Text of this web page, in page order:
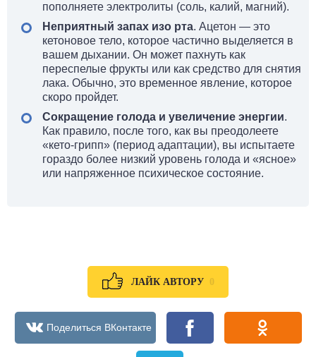
пополняете электролиты (соль, калий, магний).
Неприятный запах изо рта. Ацетон — это
кетоновое тело, которое частично выделяется в
вашем дыхании. Он может пахнуть как
переспелые фрукты или как средство для снятия
лака. Обычно, это временное явление, которое
скоро пройдет.
Сокращение голода и увеличение энергии.
Как правило, после того, как вы преодолеете
«кето-грипп» (период адаптации), вы испытаете
гораздо более низкий уровень голода и «ясное»
или напряженное психическое состояние.
ЛАЙК АВТОРУ 0